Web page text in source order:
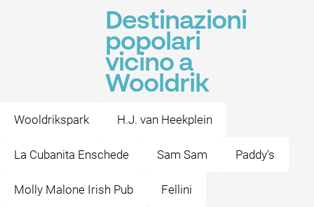
Destinazioni
popolari
vicino a
Wooldrik
Wooldrikspark H.J. van Heekplein
La Cubanita Enschede Sam Sam Paddy's
Molly Malone Irish Pub Fellini